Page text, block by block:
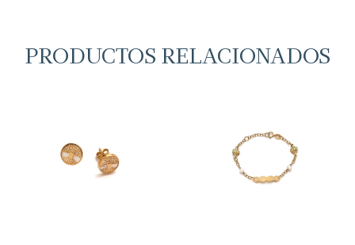
PRODUCTOS RELACIONADOS